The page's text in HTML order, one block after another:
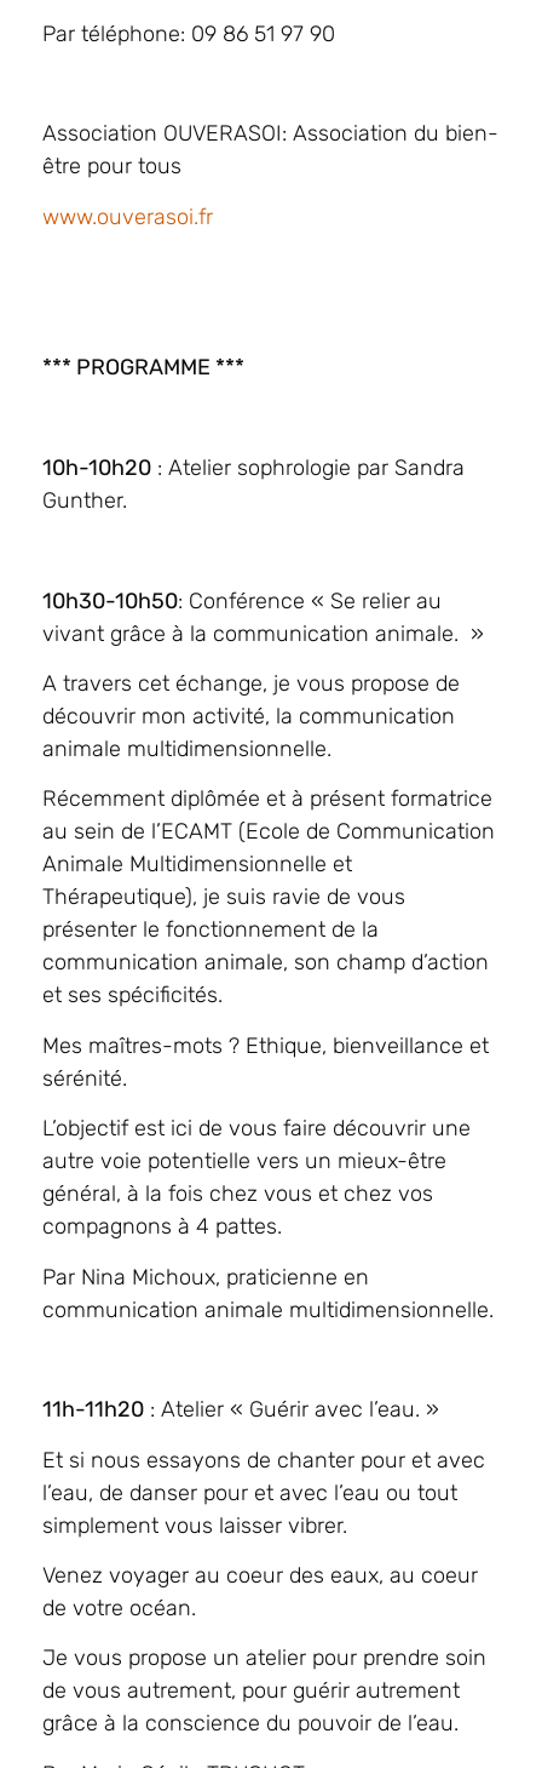
Par téléphone: 09 86 51 97 90
Association OUVERASOI: Association du bien-
être pour tous
www.ouverasoi.fr
*** PROGRAMME ***
10h-10h20 : Atelier sophrologie par Sandra
Gunther.
10h30-10h50: Conférence « Se relier au
vivant grâce à la communication animale. »
A travers cet échange, je vous propose de
découvrir mon activité, la communication
animale multidimensionnelle.
Récemment diplômée et à présent formatrice
au sein de l’ECAMT (Ecole de Communication
Animale Multidimensionnelle et
Thérapeutique), je suis ravie de vous
présenter le fonctionnement de la
communication animale, son champ d’action
et ses spécificités.
Mes maîtres-mots ? Ethique, bienveillance et
sérénité.
L’objectif est ici de vous faire découvrir une
autre voie potentielle vers un mieux-être
général, à la fois chez vous et chez vos
compagnons à 4 pattes.
Par Nina Michoux, praticienne en
communication animale multidimensionnelle.
11h-11h20 : Atelier « Guérir avec l’eau. »
Et si nous essayons de chanter pour et avec
l’eau, de danser pour et avec l’eau ou tout
simplement vous laisser vibrer.
Venez voyager au coeur des eaux, au coeur
de votre océan.
Je vous propose un atelier pour prendre soin
de vous autrement, pour guérir autrement
grâce à la conscience du pouvoir de l’eau.